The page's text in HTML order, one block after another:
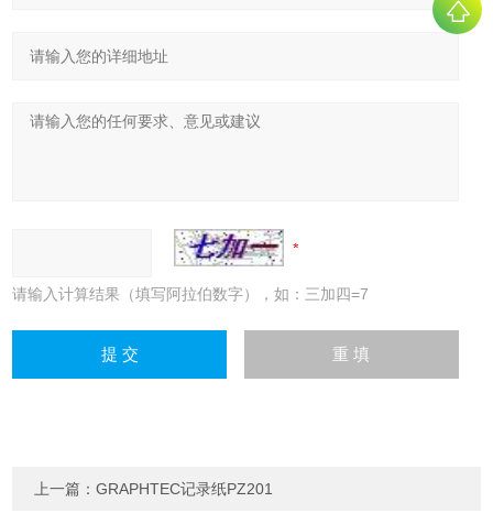
请输入计算结果（填写阿拉伯数字），如：三加四=7
上一篇：GRAPHTEC记录纸PZ201